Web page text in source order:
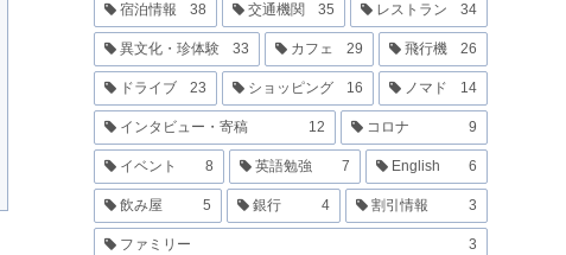
宿泊情報 38 交通機関 35 レストラン 34
異文化・珍体験 33 カフェ 29 飛行機 26
ドライブ 23 ショッピング 16 ノマド 14
インタビュー・寄稿 12 コロナ 9
イベント 8 英語勉強 7 English 6
飲み屋 5 銀行 4 割引情報 3
ファミリー 3